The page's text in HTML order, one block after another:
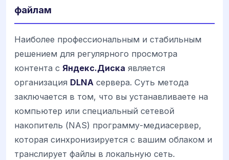
файлам
Наиболее профессиональным и стабильным
решением для регулярного просмотра
контента с Яндекс.Диска является
организация DLNA сервера. Суть метода
заключается в том, что вы устанавливаете на
компьютер или специальный сетевой
накопитель (NAS) программу-медиасервер,
которая синхронизируется с вашим облаком и
транслирует файлы в локальную сеть.